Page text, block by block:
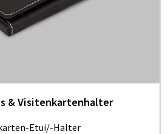
& Visitenkartenhalter
Etui/-Halter